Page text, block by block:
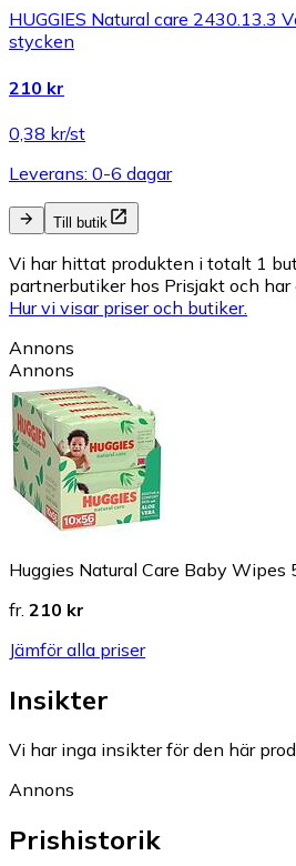
HUGGIES Natural care 2430.13.3
stycken
210 kr
0,38 kr/st
Leverans: 0-6 dagar
Till butik
Vi har hittat produkten i totalt 1
partnerbutiker hos Prisjakt och
Hur vi visar priser och butiker.
Annons
Annons
Huggies Natural Care Baby Wipes
fr. 210 kr
Jämför alla priser
Insikter
Vi har inga insikter för den här
Annons
Prishistorik